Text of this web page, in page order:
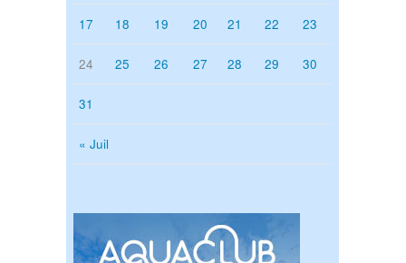
« Juil
17 18 19 20 21 22 23
24 25 26 27 28 29 30
31